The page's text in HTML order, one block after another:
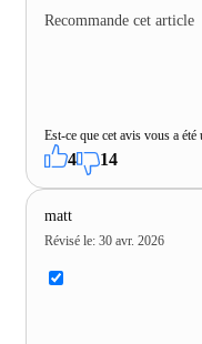
Recommande cet article
Est-ce que cet avis vous a été
4 14
matt
Révisé le: 30 avr. 2026